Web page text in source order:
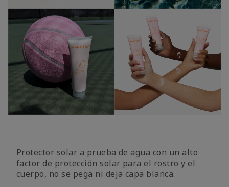
Protector solar a prueba de agua con un alto
factor de protección solar para el rostro y el
cuerpo, no se pega ni deja capa blanca.